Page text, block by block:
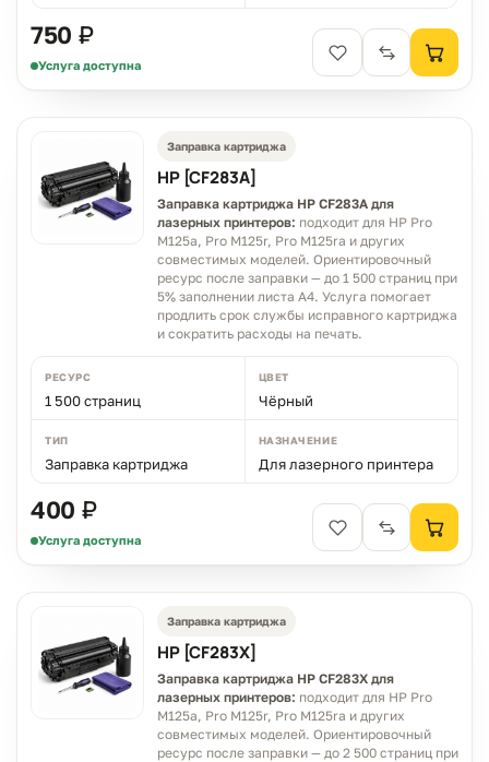
750 ₽
Услуга доступна
Заправка картриджа
HP [CF283A]
Заправка картриджа HP CF283A для
лазерных принтеров: подходит для HP Pro
M125a, Pro M125r, Pro M125ra и других
совместимых моделей. Ориентировочный
ресурс после заправки — до 1 500 страниц при
5% заполнении листа A4. Услуга помогает
продлить срок службы исправного картриджа
и сократить расходы на печать.
РЕСУРС
1 500 страниц
ЦВЕТ
Чёрный
ТИП
Заправка картриджа
НАЗНАЧЕНИЕ
Для лазерного принтера
400 ₽
Услуга доступна
Заправка картриджа
HP [CF283X]
Заправка картриджа HP CF283X для
лазерных принтеров: подходит для HP Pro
M125a, Pro M125r, Pro M125ra и других
совместимых моделей. Ориентировочный
ресурс после заправки — до 2 500 страниц при